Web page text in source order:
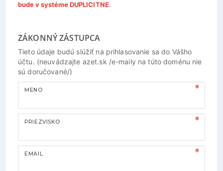
bude v systéme DUPLICITNE.
ZÁKONNÝ ZÁSTUPCA
Tieto údaje budú slúžiť na prihlasovanie sa do Vášho
účtu. (neuvádzajte azet.sk /e-maily na túto doménu nie
sú doručované/)
MENO
PRIEZVISKO
EMAIL